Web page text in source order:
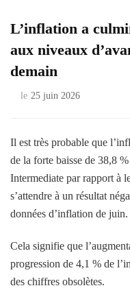
L’inflation a
aux niveaux
demain
le 25 juin 2026
Il est très probable que
de la forte baisse de 38,8
Intermediate par rapport à
s’attendre à un résultat
données d’inflation de juin.
Cela signifie que
progression de 4,1 % de
des chiffres obsolètes.